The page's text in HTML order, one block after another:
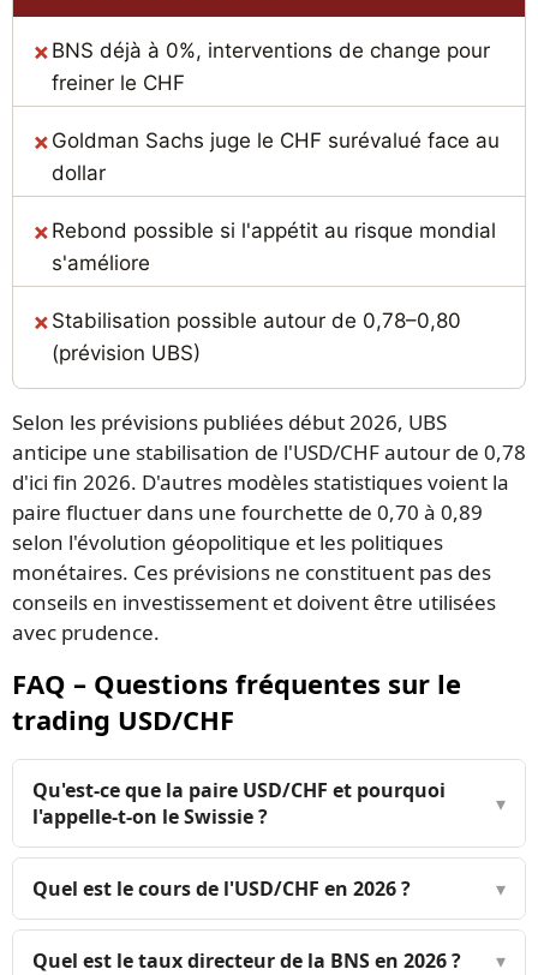
BNS déjà à 0%, interventions de change pour
freiner le CHF
Goldman Sachs juge le CHF surévalué face au
dollar
Rebond possible si l'appétit au risque mondial
s'améliore
Stabilisation possible autour de 0,78–0,80
(prévision UBS)
Selon les prévisions publiées début 2026, UBS
anticipe une stabilisation de l'USD/CHF autour de 0,78
d'ici fin 2026. D'autres modèles statistiques voient la
paire fluctuer dans une fourchette de 0,70 à 0,89
selon l'évolution géopolitique et les politiques
monétaires. Ces prévisions ne constituent pas des
conseils en investissement et doivent être utilisées
avec prudence.
FAQ – Questions fréquentes sur le
trading USD/CHF
Qu'est-ce que la paire USD/CHF et pourquoi
l'appelle-t-on le Swissie ?
▾
Quel est le cours de l'USD/CHF en 2026 ? ▾
Quel est le taux directeur de la BNS en 2026 ? ▾